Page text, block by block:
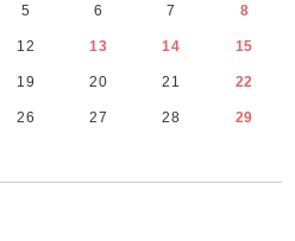
5 6 7 8
12 13 14 15
19 20 21 22
26 27 28 29